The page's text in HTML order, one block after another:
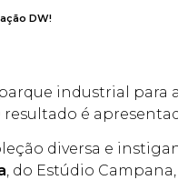
DW!
industrial
resultado é
diversa e
, do Estúdio